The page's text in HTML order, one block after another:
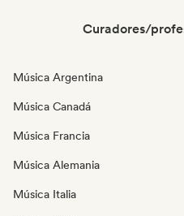
Curadores/
Música Argentina
Música Canadá
Música Francia
Música Alemania
Música Italia